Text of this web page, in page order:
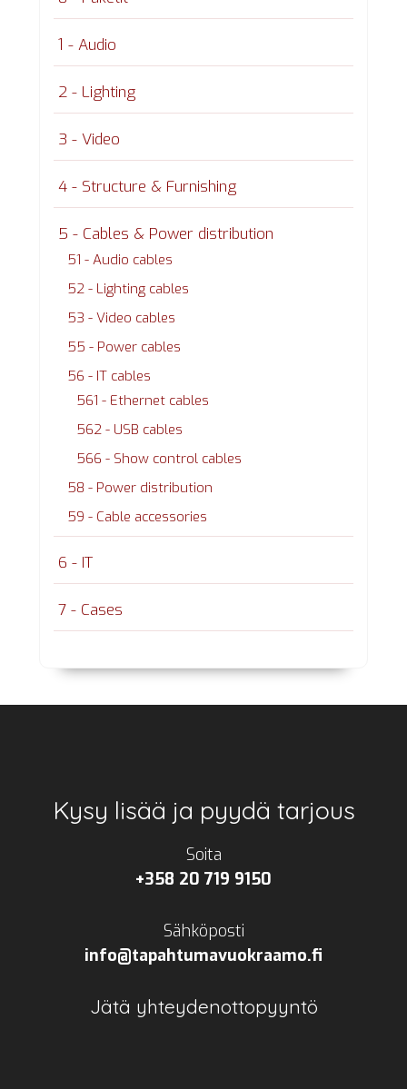
1 - Audio
2 - Lighting
3 - Video
4 - Structure & Furnishing
5 - Cables & Power distribution
51 - Audio cables
52 - Lighting cables
53 - Video cables
55 - Power cables
56 - IT cables
561 - Ethernet cables
562 - USB cables
566 - Show control cables
58 - Power distribution
59 - Cable accessories
6 - IT
7 - Cases
Footer
Kysy lisää ja pyydä tarjous
Soita
+358 20 719 9150
Sähköposti
info@tapahtumavuokraamo.fi
Jätä yhteydenottopyyntö